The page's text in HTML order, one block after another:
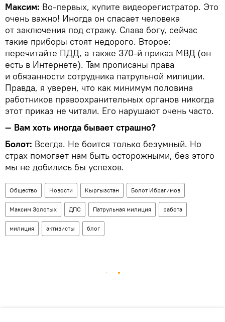
Максим: Во-первых, купите видеорегистратор. Это
очень важно! Иногда он спасает человека
от заключения под стражу. Слава богу, сейчас
такие приборы стоят недорого. Второе:
перечитайте ПДД, а также 370-й приказ МВД (он
есть в Интернете). Там прописаны права
и обязанности сотрудника патрульной милиции.
Правда, я уверен, что как минимум половина
работников правоохранительных органов никогда
этот приказ не читали. Его нарушают очень часто.
— Вам хоть иногда бывает страшно?
Болот: Всегда. Не боится только безумный. Но
страх помогает нам быть осторожными, без этого
мы не добились бы успехов.
Общество Новости Кыргызстан Болот Ибрагимов
Максим Золотых ДПС Патрульная милиция работа
милиция активисты блог